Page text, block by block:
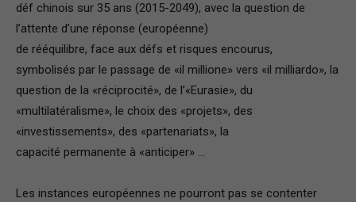
déf chinois sur 35 ans (2015-2049), avec la question de
l’attente d’une réponse (européenne)
de rééquilibre, face aux défs et risques encourus,
symbolisés par le passage de «il millione» vers «il milliardo», la
question de la «réciprocité», de l’«Eurasie», du
«multilatéralisme», le choix des «projets», des
«investissements», des «partenariats», la
capacité permanente à «anticiper» …
Les instances européennes ne pourront pas se contenter